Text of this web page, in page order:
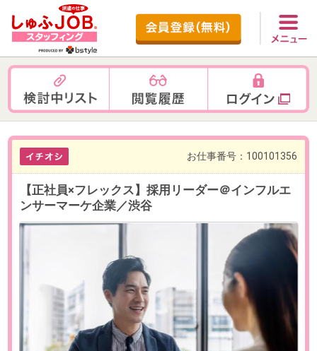
お仕事番号：100101356
【正社員×フレックス】採用リーダー＠インフルエ
ンサーマーケ企業／渋谷